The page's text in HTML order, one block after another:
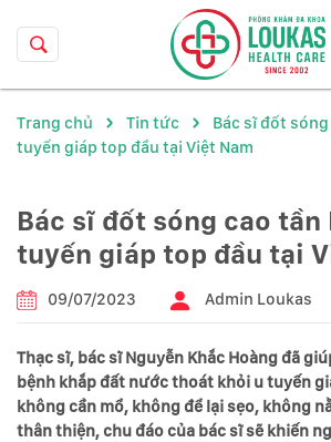
Trang chủ Tin tức
Bác sĩ đốt sóng
tuyến giáp top đầu tại Việt Nam
Bác sĩ đốt sóng cao tần
tuyến giáp top đầu tại
09/07/2023 Admin Loukas
Thạc sĩ, bác sĩ Nguyễn Khắc Hoàng đã
bệnh khắp đất nước thoát khỏi u tuyến
không cần mổ, không để lại sẹo, không
thân thiện, chu đáo của bác sĩ sẽ khiến